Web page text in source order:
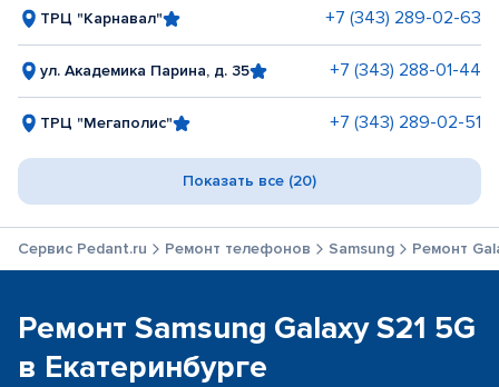
ТРЦ "Карнавал" +7 (343) 289-02-63
ул. Академика Парина, д. 35 +7 (343) 288-01-44
ТРЦ "Мегаполис" +7 (343) 289-02-51
Показать все (20)
Сервис Pedant.ru Ремонт телефонов Samsung Ремонт
Ремонт Samsung Galaxy S21 5G
в Екатеринбурге